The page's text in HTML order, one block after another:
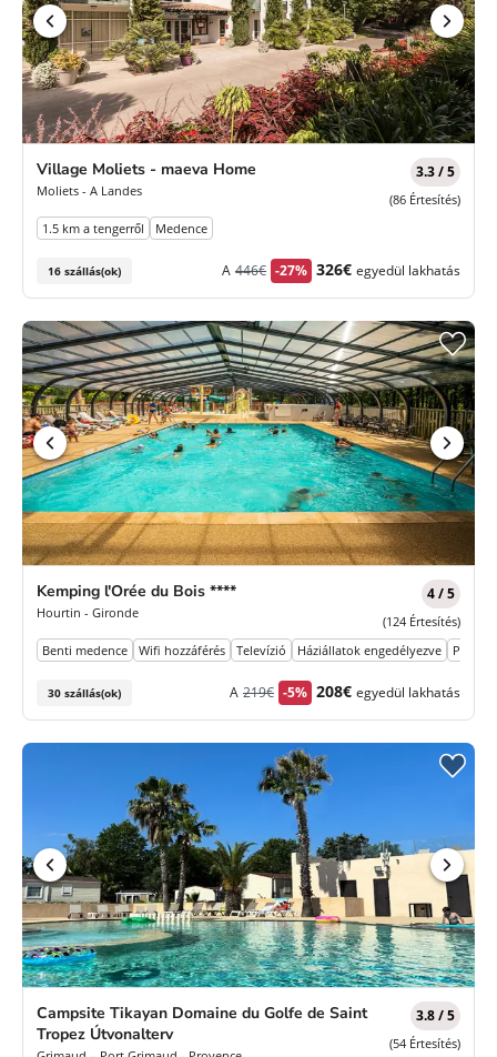
Village Moliets - maeva Home
Moliets - A Landes
3.3 / 5
(86 Értesítés)
1.5 km a tengerről
Medence
16 szállás(ok) A Korábbi
446€ -27% Új
326€ egyedül lakhatás
Kemping l'Orée du Bois ****
Hourtin - Gironde
4 / 5
(124 Értesítés)
Benti medence
Wifi hozzáférés Televízió Háziállatok engedélyezve Parkoló
30 szállás(ok) A Korábbi
219€ -5% Új
208€ egyedül lakhatás
Campsite Tikayan Domaine du Golfe de Saint
Tropez Útvonalterv
3.8 / 5
(54 Értesítés)